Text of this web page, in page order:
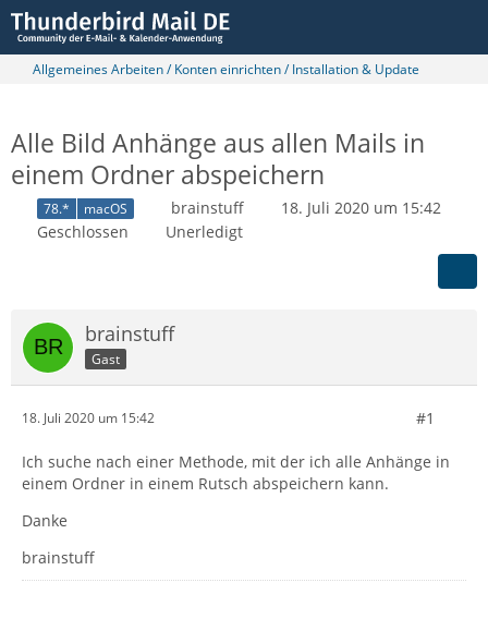
Allgemeines Arbeiten / Konten einrichten / Installation & Update
Alle Bild Anhänge aus allen Mails in
einem Ordner abspeichern
78.* macOS brainstuff
18. Juli 2020 um 15:42
Geschlossen
Unerledigt
brainstuff
Gast
18. Juli 2020 um 15:42 #1
Ich suche nach einer Methode, mit der ich alle Anhänge in
einem Ordner in einem Rutsch abspeichern kann.
Danke
brainstuff